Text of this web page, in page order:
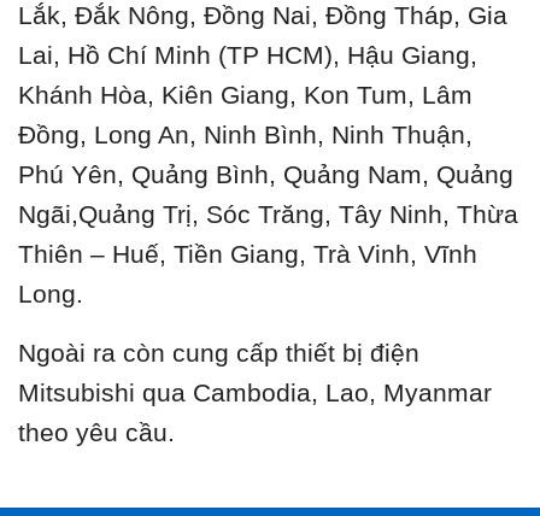
Lắk, Đắk Nông, Đồng Nai, Đồng Tháp, Gia
Lai, Hồ Chí Minh (TP HCM), Hậu Giang,
Khánh Hòa, Kiên Giang, Kon Tum, Lâm
Đồng, Long An, Ninh Bình, Ninh Thuận,
Phú Yên, Quảng Bình, Quảng Nam, Quảng
Ngãi,Quảng Trị, Sóc Trăng, Tây Ninh, Thừa
Thiên – Huế, Tiền Giang, Trà Vinh, Vĩnh
Long.
Ngoài ra còn cung cấp thiết bị điện
Mitsubishi qua Cambodia, Lao, Myanmar
theo yêu cầu.